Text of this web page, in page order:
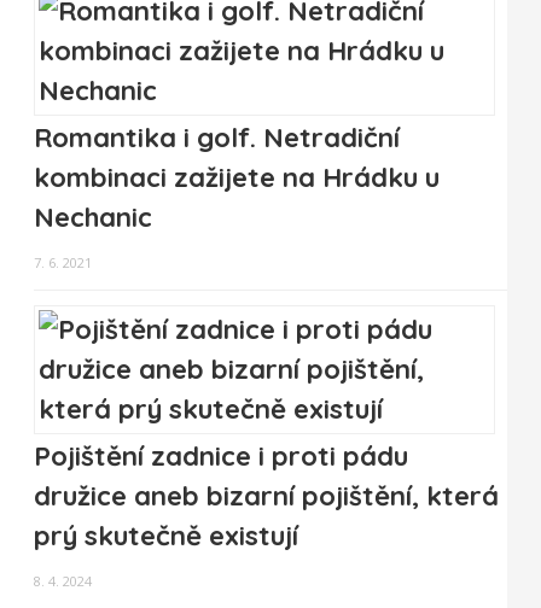
Romantika i golf. Netradiční
kombinaci zažijete na Hrádku u
Nechanic
7. 6. 2021
Pojištění zadnice i proti pádu
družice aneb bizarní pojištění, která
prý skutečně existují
8. 4. 2024